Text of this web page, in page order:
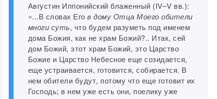
Августин Иппонийский блаженный (IV‒V вв.):
«...В словах Егов дому Отца Моего обители
многи суть, что будем разуметь под именем
дома Божия, как не храм Божий?.. Итак, сей
дом Божий, этот храм Божий, это Царство
Божие и Царство Небесное еще созидается,
еще устраивается, готовится, собирается. В
нем обители будут, потому что еще готовит их
Господь; в нем уже есть они, поелику уже